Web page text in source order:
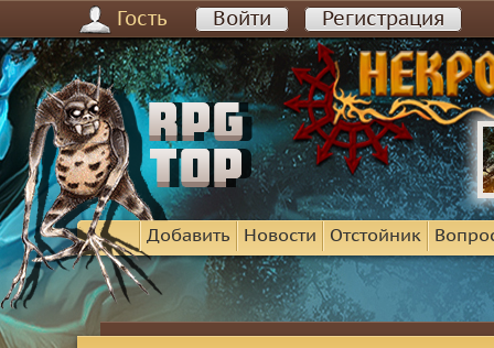
Гость Войти Регистрация
Добавить Новости Отстойник